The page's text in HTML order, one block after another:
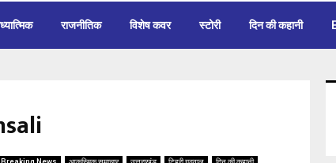
राजनीतिक विशेष कवर स्टोरी दिन की कहानी